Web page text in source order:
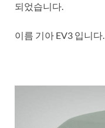
되었습니다.
이름 기아 EV3 입니다.